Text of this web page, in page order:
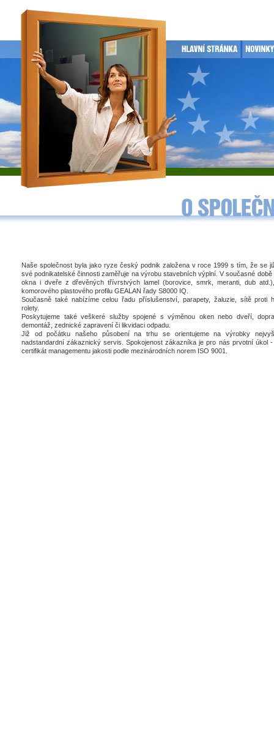
Naše společnost byla jako ryze český podnik založena v roce 1999 s tím, že se
své podnikatelské činnosti zaměřuje na výrobu stavebních výplní. V současné
okna i dveře z dřevěných třívrstvých lamel (borovice, smrk, meranti, dub
komorového plastového profilu GEALAN řady S8000 IQ.
Současně také nabízíme celou řadu příslušenství, parapety, žaluzie, sítě proti
rolety.
Poskytujeme také veškeré služby spojené s výměnou oken nebo dveří,
demontáž, zednické zapravení či likvidaci odpadu.
Již od počátku našeho působení na trhu se orientujeme na výrobky
nadstandardní zákaznický servis. Spokojenost zákazníka je pro nás prvotní úkol
certifikát managementu jakosti podle mezinárodních norem ISO 9001.